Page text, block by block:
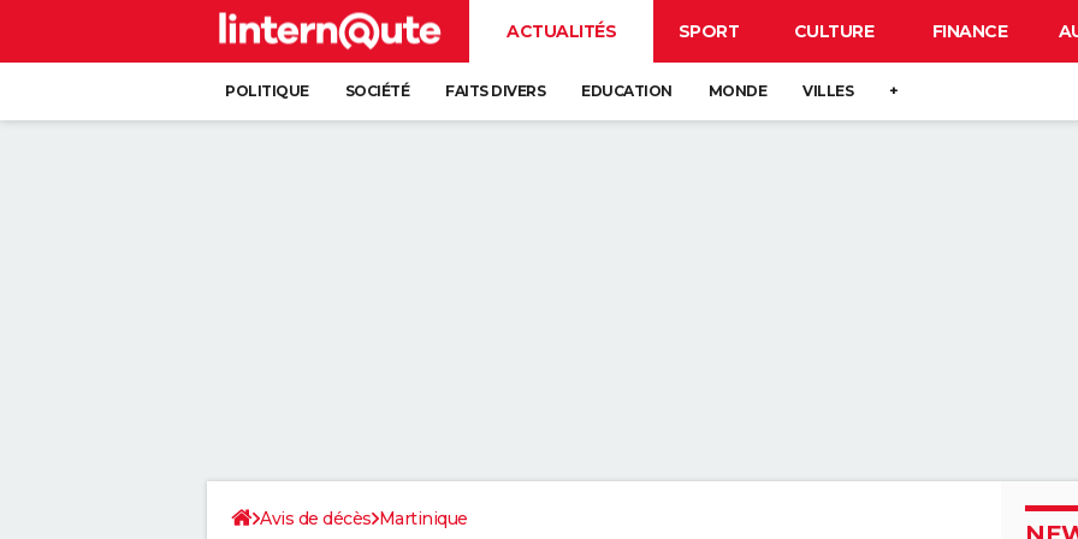
ACTUALITÉS SPORT CULTURE FINANCE
POLITIQUE SOCIÉTÉ FAITS DIVERS EDUCATION MONDE VILLES +
Avis de décès Martinique